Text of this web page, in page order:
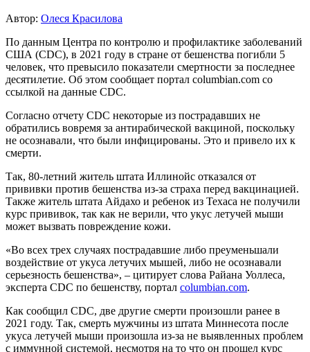
Автор: Олеся Красилова
По данным Центра по контролю и профилактике заболеваний
США (CDC), в 2021 году в стране от бешенства погибли 5
человек, что превысило показатели смертности за последнее
десятилетие. Об этом сообщает портал columbian.com со
ссылкой на данные CDC.
Согласно отчету CDC некоторые из пострадавших не
обратились вовремя за антирабической вакциной, поскольку
не осознавали, что были инфицированы. Это и привело их к
смерти.
Так, 80-летний житель штата Иллинойс отказался от
прививки против бешенства из-за страха перед вакцинацией.
Также житель штата Айдахо и ребенок из Техаса не получили
курс прививок, так как не верили, что укус летучей мыши
может вызвать повреждение кожи.
«Во всех трех случаях пострадавшие либо преуменьшали
воздействие от укуса летучих мышей, либо не осознавали
серьезность бешенства», – цитирует слова Райана Уоллеса,
эксперта CDC по бешенству, портал columbian.com.
Как сообщил CDC, две другие смерти произошли ранее в
2021 году. Так, смерть мужчины из штата Миннесота после
укуса летучей мыши произошла из-за не выявленных проблем
с иммунной системой, несмотря на то что он прошел курс